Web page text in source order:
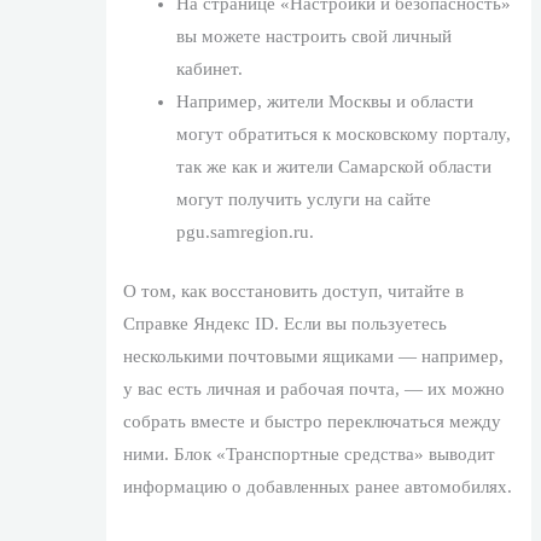
вы можете настроить свой личный
кабинет.
Например, жители Москвы и области
могут обратиться к московскому порталу,
так же как и жители Самарской области
могут получить услуги на сайте
pgu.samregion.ru.
О том, как восстановить доступ, читайте в
Справке Яндекс ID. Если вы пользуетесь
несколькими почтовыми ящиками — например,
у вас есть личная и рабочая почта, — их можно
собрать вместе и быстро переключаться между
ними. Блок «Транспортные средства» выводит
информацию о добавленных ранее автомобилях.